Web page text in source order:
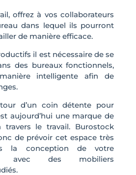
offrez à vos collaborateurs
dans lequel ils pourront
de manière efficace.
il est nécessaire de se
des bureaux fonctionnels,
intelligente afin de
d’un coin détente pour
aujourd’hui une marque de
travers le travail. Burostock
de prévoir cet espace très
la conception de votre
avec des mobiliers